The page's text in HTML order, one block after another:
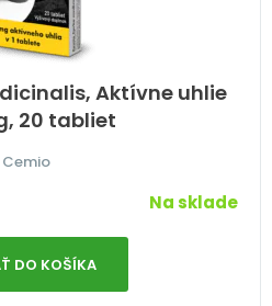
Aktívne uhlie
20 tabliet
Cemio
Na sklade
DO KOŠÍKA